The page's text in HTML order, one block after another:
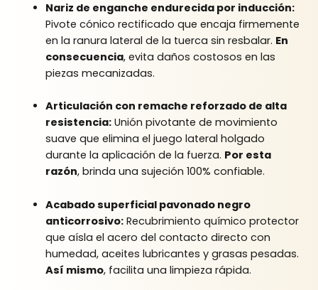
Nariz de enganche endurecida por inducción:
Pivote cónico rectificado que encaja firmemente
en la ranura lateral de la tuerca sin resbalar. En
consecuencia, evita daños costosos en las
piezas mecanizadas.
Articulación con remache reforzado de alta
resistencia:Unión pivotante de movimiento
suave que elimina el juego lateral holgado
durante la aplicación de la fuerza. Por esta
razón, brinda una sujeción 100% confiable.
Acabado superficial pavonado negro
anticorrosivo:Recubrimiento químico protector
que aísla el acero del contacto directo con
humedad, aceites lubricantes y grasas pesadas.
Así mismo, facilita una limpieza rápida.